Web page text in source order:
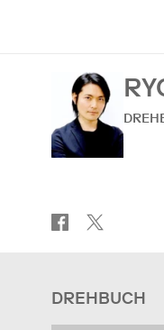
DREHBUCH